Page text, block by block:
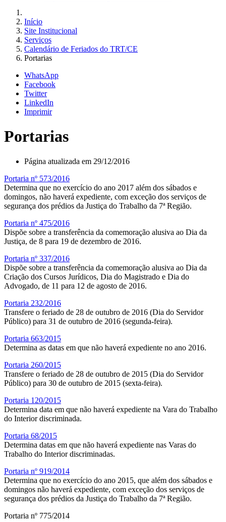
Início
Site Institucional
Serviços
Calendário de Feriados do TRT/CE
Portarias
WhatsApp
Facebook
Twitter
LinkedIn
Imprimir
Portarias
Página atualizada em 29/12/2016
Portaria nº 573/2016
Determina que no exercício do ano 2017 além dos sábados e
domingos, não haverá expediente, com exceção dos serviços de
segurança dos prédios da Justiça do Trabalho da 7ª Região.
Portaria nº 475/2016
Dispõe sobre a transferência da comemoração alusiva ao Dia da
Justiça, de 8 para 19 de dezembro de 2016.
Portaria nº 337/2016
Dispõe sobre a transferência da comemoração alusiva ao Dia da
Criação dos Cursos Jurídicos, Dia do Magistrado e Dia do
Advogado, de 11 para 12 de agosto de 2016.
Portaria 232/2016
Transfere o feriado de 28 de outubro de 2016 (Dia do Servidor
Público) para 31 de outubro de 2016 (segunda-feira).
Portaria 663/2015
Determina as datas em que não haverá expediente no ano 2016.
Portaria 260/2015
Transfere o feriado de 28 de outubro de 2015 (Dia do Servidor
Público) para 30 de outubro de 2015 (sexta-feira).
Portaria 120/2015
Determina data em que não haverá expediente na Vara do Trabalho
do Interior discriminada.
Portaria 68/2015
Determina datas em que não haverá expediente nas Varas do
Trabalho do Interior discriminadas.
Portaria nº 919/2014
Determina que no exercício do ano 2015, que além dos sábados e
domingos não haverá expediente, com exceção dos serviços de
segurança dos prédios da Justiça do Trabalho da 7ª Região.
Portaria nº 775/2014